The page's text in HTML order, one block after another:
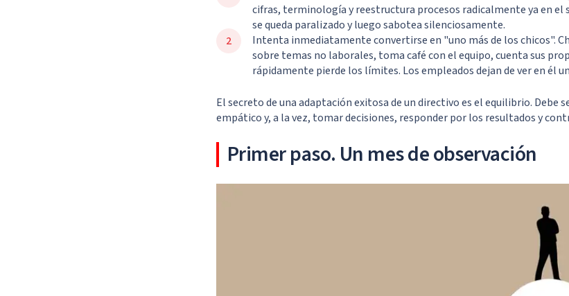
cifras, terminología y reestructura procesos radicalmente ya en el
se queda paralizado y luego sabotea silenciosamente.
Intenta inmediatamente convertirse en "uno más de los chicos".
sobre temas no laborales, toma café con el equipo, cuenta sus
rápidamente pierde los límites. Los empleados dejan de ver en él
El secreto de una adaptación exitosa de un directivo es el equilibrio. Debe
empático y, a la vez, tomar decisiones, responder por los resultados y
Primer paso. Un mes de observación